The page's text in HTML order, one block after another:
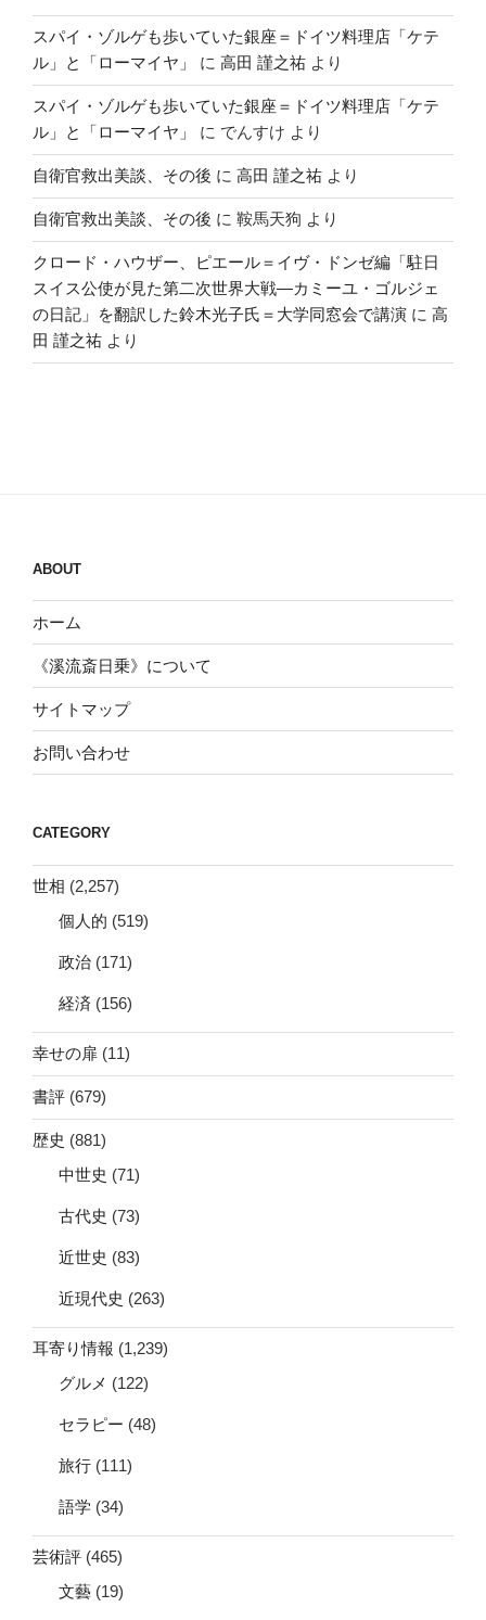
スパイ・ゾルゲも歩いていた銀座＝ドイツ料理店「ケテ
ル」と「ローマイヤ」
に 高田 謹之祐 より
スパイ・ゾルゲも歩いていた銀座＝ドイツ料理店「ケテ
ル」と「ローマイヤ」
に でんすけ より
自衛官救出美談、その後 に 高田 謹之祐 より
自衛官救出美談、その後 に 鞍馬天狗 より
クロード・ハウザー、ピエール＝イヴ・ドンゼ編「駐日
スイス公使が見た第二次世界大戦―カミーユ・ゴルジェ
の日記」を翻訳した鈴木光子氏＝大学同窓会で講演 に 高
田 謹之祐 より
ABOUT
ホーム
《溪流斎日乗》について
サイトマップ
お問い合わせ
CATEGORY
世相 (2,257)
個人的 (519)
政治 (171)
経済 (156)
幸せの扉 (11)
書評 (679)
歴史 (881)
中世史 (71)
古代史 (73)
近世史 (83)
近現代史 (263)
耳寄り情報 (1,239)
グルメ (122)
セラピー (48)
旅行 (111)
語学 (34)
芸術評 (465)
文藝 (19)